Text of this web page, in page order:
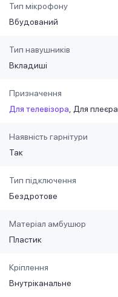
Тип мікрофону
Вбудований
Тип навушників
Вкладиші
Призначення
Для телевізора
Для плеєра
Наявність гарнітури
Так
Тип підключення
Бездротове
Матеріал амбушюр
Пластик
Кріплення
Внутріканальне